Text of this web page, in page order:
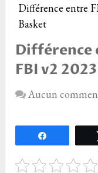
Différence entre
Basket
Différence
FBI v2
Aucun